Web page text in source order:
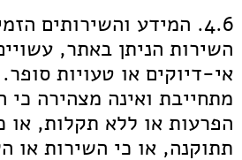
4.6. המידע והשירותים
השירות הניתן באתר,
אי-דיוקים או טעויות
מתחייבת ואינה מצהירה כי
הפרעות או ללא תקלות, או
תתוקנה, או כי השירות